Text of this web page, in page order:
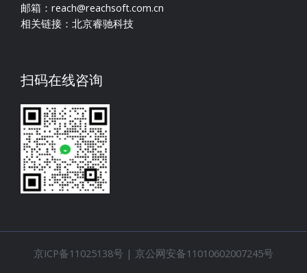
邮箱：reach@reachsoft.com.cn
相关链接： 北京睿驰科技
扫码在线咨询
京ICP备11025138号 | 京公网安备11010602007245号